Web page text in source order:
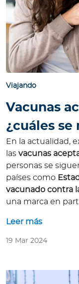
Viajando
Vacunas
¿cuáles se
En la actualidad,
las vacunas
personas se
países como
vacunado contra
una marca en
Leer más
19 Mar 2024